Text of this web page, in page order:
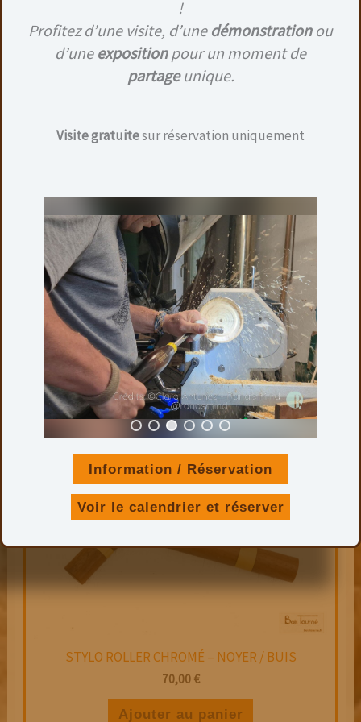
!
Profitez d’une visite, d’une démonstrationou
d’une expositionpour un moment de
partageunique.
Visite gratuitesur réservation uniquement
Information / Réservation
Voir le calendrier et réserver
Ajouter au panier
STYLO ROLLER CHROMÉ – ST MARTIN ROUGE /
TILLEUIL
70,00€
Ajouter au panier
STYLO ROLLER CHROMÉ – NOYER / BUIS
70,00 €
Ajouter au panier